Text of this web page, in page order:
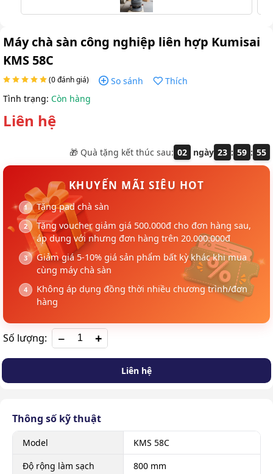
Máy chà sàn công nghiệp liên hợp Kumisai
KMS 58C
(0 đánh giá) So sánh
Thích
Tình trạng: Còn hàng
Liên hệ
🎁 Quà tặng kết thúc sau: 02 ngày 23 : 59 : 55
KHUYẾN MÃI SIÊU HOT
Tặng pad chà sàn
Tặng voucher giảm giá 500.000đ cho đơn hàng sau,
áp dụng với nhưng đơn hàng trên 20.000.000đ
Giảm giá 5-10% giá sản phẩm bất kỳ khác khi mua
cùng máy chà sàn
Không áp dụng đồng thời nhiều chương trình/đơn
hàng
Số lượng: +
Liên hệ
Thông số kỹ thuật
Model
KMS 58C
Độ rộng làm sạch
800 mm